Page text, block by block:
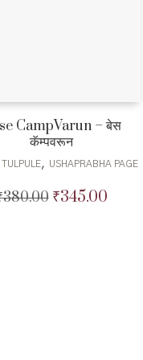
CampVarun – बेस
कॅम्पवरून
, USHAPRABHA PAGE
380.00 Original
₹345.00Current